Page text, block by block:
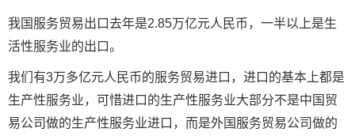
我国服务贸易出口去年是2.85万亿元人民币，一半以上是生
活性服务业的出口。
我们有3万多亿元人民币的服务贸易进口，进口的基本上都是
生产性服务业，可惜进口的生产性服务业大部分不是中国贸
易公司做的生产性服务业进口，而是外国服务贸易公司做的